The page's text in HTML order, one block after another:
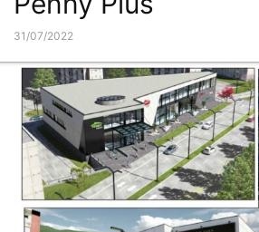
31/07/2022